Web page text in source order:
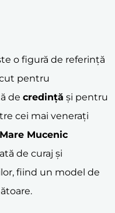
o figură de referință
pentru
de credință și pentru
cei mai venerați
Mucenic
de curaj și
fiind un model de